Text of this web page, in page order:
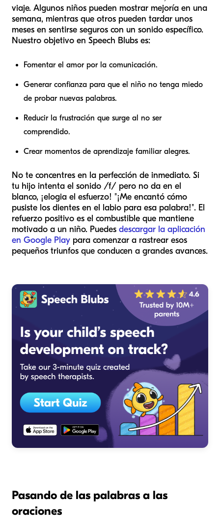
viaje. Algunos niños pueden mostrar mejoría en una
semana, mientras que otros pueden tardar unos
meses en sentirse seguros con un sonido específico.
Nuestro objetivo en Speech Blubs es:
Fomentar el amor por la comunicación.
Generar confianza para que el niño no tenga miedo
de probar nuevas palabras.
Reducir la frustración que surge al no ser
comprendido.
Crear momentos de aprendizaje familiar alegres.
No te concentres en la perfección de inmediato. Si
tu hijo intenta el sonido /f/ pero no da en el
blanco, ¡elogia el esfuerzo! "¡Me encantó cómo
pusiste los dientes en el labio para esa palabra!". El
refuerzo positivo es el combustible que mantiene
motivado a un niño. Puedes descargar la aplicación
en Google Play para comenzar a rastrear esos
pequeños triunfos que conducen a grandes avances.
Pasando de las palabras a las
oraciones